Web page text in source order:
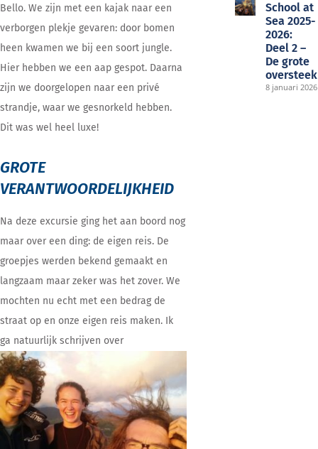
Bello. We zijn met een kajak naar een
verborgen plekje gevaren: door bomen
heen kwamen we bij een soort jungle.
Hier hebben we een aap gespot. Daarna
zijn we doorgelopen naar een privé
strandje, waar we gesnorkeld hebben.
Dit was wel heel luxe!
GROTE
VERANTWOORDELIJKHEID
Na deze excursie ging het aan boord nog
maar over een ding: de eigen reis. De
groepjes werden bekend gemaakt en
langzaam maar zeker was het zover. We
mochten nu echt met een bedrag de
straat op en onze eigen reis maken. Ik
ga natuurlijk schrijven over
School at
Sea 2025-
2026:
Deel 2 –
De grote
oversteek
8 januari 2026